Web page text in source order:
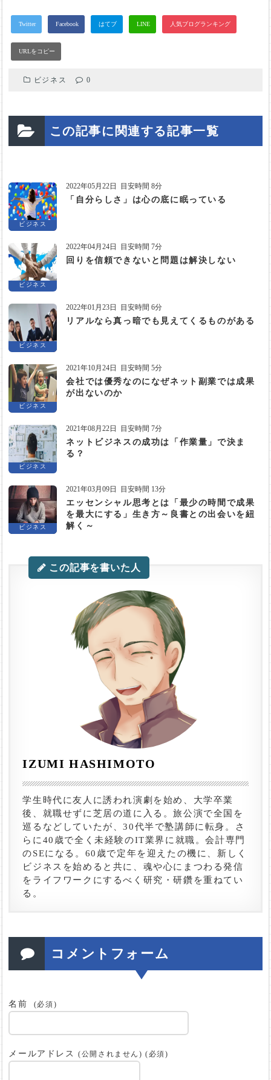
ビジネス 0
この記事に関連する記事一覧
ビジネス
2022年05月22日 目安時間 8分
「自分らしさ」は心の底に眠っている
ビジネス
2022年04月24日 目安時間 7分
回りを信頼できないと問題は解決しない
ビジネス
2022年01月23日 目安時間 6分
リアルなら真っ暗でも見えてくるものがある
ビジネス
2021年10月24日 目安時間 5分
会社では優秀なのになぜネット副業では成果
が出ないのか
ビジネス
2021年08月22日 目安時間 7分
ネットビジネスの成功は「作業量」で決ま
る？
ビジネス
2021年03月09日 目安時間 13分
エッセンシャル思考とは「最少の時間で成果
を最大にする」生き方～良書との出会いを紐
解く～
この記事を書いた人
IZUMI HASHIMOTO
学生時代に友人に誘われ演劇を始め、大学卒業
後、就職せずに芝居の道に入る。旅公演で全国を
巡るなどしていたが、30代半で塾講師に転身。さ
らに40歳で全く未経験のIT業界に就職。会計専門
のSEになる。60歳で定年を迎えたの機に、新しく
ビジネスを始めると共に、魂や心にまつわる発信
をライフワークにするべく研究・研鑽を重ねてい
る。
コメントフォーム
名前 (必須)
メールアドレス(公開されません) (必須)